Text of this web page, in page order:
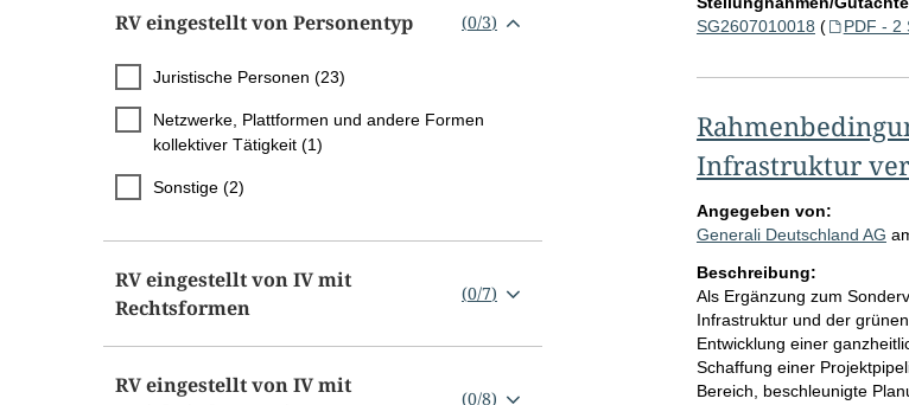
RV eingestellt von Personentyp (0/3)
Juristische Personen (23)
Netzwerke, Plattformen und andere Formen
kollektiver Tätigkeit (1)
Sonstige (2)
RV eingestellt von IV mit
Rechtsformen
(0/7)
RV eingestellt von IV mit
(0/8)
SG2607010018 ( PDF - 2
Infrastruktur
Angegeben von:
Generali Deutschland AG
Beschreibung:
Als Ergänzung zum
Infrastruktur und der
Entwicklung einer
Schaffung einer
Bereich, beschleunigte